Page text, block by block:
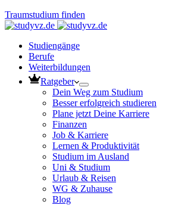
Traumstudium finden
Studiengänge
Berufe
Weiterbildungen
Ratgeber
Dein Weg zum Studium
Besser erfolgreich studieren
Plane jetzt Deine Karriere
Finanzen
Job & Karriere
Lernen & Produktivität
Studium im Ausland
Uni & Studium
Urlaub & Reisen
WG & Zuhause
Blog